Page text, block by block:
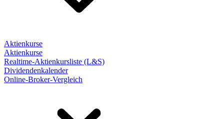
Aktienkurse
Aktienkurse
Realtime-Aktienkursliste (L&S)
Dividendenkalender
Online-Broker-Vergleich